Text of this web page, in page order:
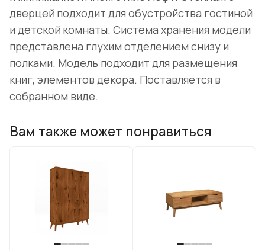
дверцей подходит для обустройства гостиной
и детской комнаты. Система хранения модели
представлена глухим отделением снизу и
полками. Модель подходит для размещения
книг, элементов декора. Поставляется в
собранном виде.
Вам также может понравиться